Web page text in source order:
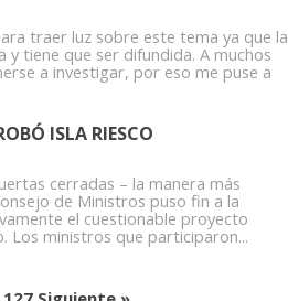
traer luz sobre este tema ya que la
y tiene que ser difundida. A muchos
a investigar, por eso me puse a
ISLA RIESCO
cerradas – la manera más
de Ministros puso fin a la
el cuestionable proyecto
Los ministros que participaron...